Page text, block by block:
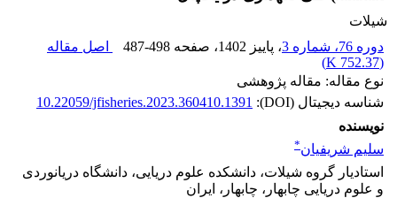
شیلات
دوره 76، شماره 3
، پاییز 1402 ، صفحه 487-498
اصل مقاله
(
752.37 K
)
نوع مقاله: مقاله پژوهشی
شناسه دیجیتال (DOI):
10.22059/jfisheries.2023.360410.1391
نویسنده
سلیم شریفیان*
استادیار گروه شیلات، دانشکده علوم دریایی، دانشگاه دریانوردی
و علوم دریایی چابهار، چابهار، ایران